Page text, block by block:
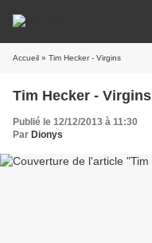
Accueil » Tim Hecker - Virgins
Tim Hecker - Virgins
Publié le 12/12/2013 à 11:30
Par Dionys